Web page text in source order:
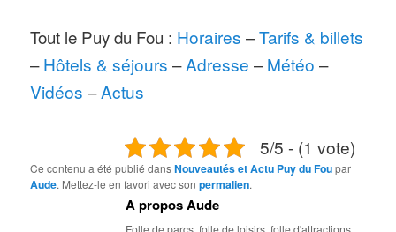
Tout le Puy du Fou : Horaires –Tarifs & billets
–Hôtels & séjours –Adresse –Météo –
Vidéos –Actus
5/5 - (1 vote)
Ce contenu a été publié dansNouveautés et Actu Puy du Foupar
Aude. Mettez-le en favori avec sonpermalien.
A propos Aude